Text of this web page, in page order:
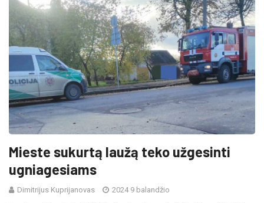
Mieste sukurtą laužą teko užgesinti
ugniagesiams
Dimitrijus Kuprijanovas 2024 9 balandžio